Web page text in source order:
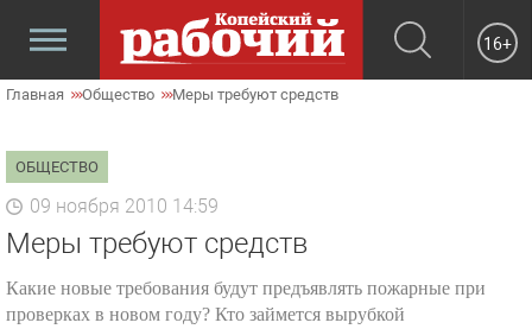
16+
Главная Общество Меры требуют средств
ОБЩЕСТВО
09 ноября 2010 14:59
Меры требуют средств
Какие новые требования будут предъявлять пожарные при
проверках в новом году? Кто займется вырубкой